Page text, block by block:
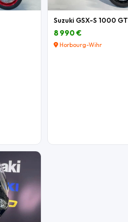
Suzuki GSX-S 1000 GT
8 990 €
Horbourg-Wihr